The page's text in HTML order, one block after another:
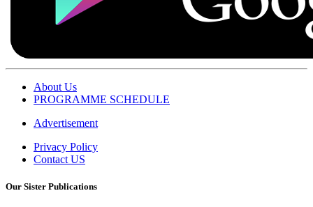
About Us
PROGRAMME SCHEDULE
Advertisement
Privacy Policy
Contact US
Our Sister Publications